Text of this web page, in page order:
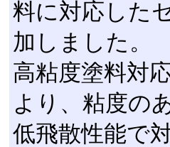
料に対応した
加しました。
高粘度塗料対
より、粘度の
低飛散性能で